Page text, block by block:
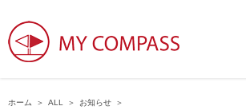
ホーム ＞ ALL ＞ お知らせ ＞